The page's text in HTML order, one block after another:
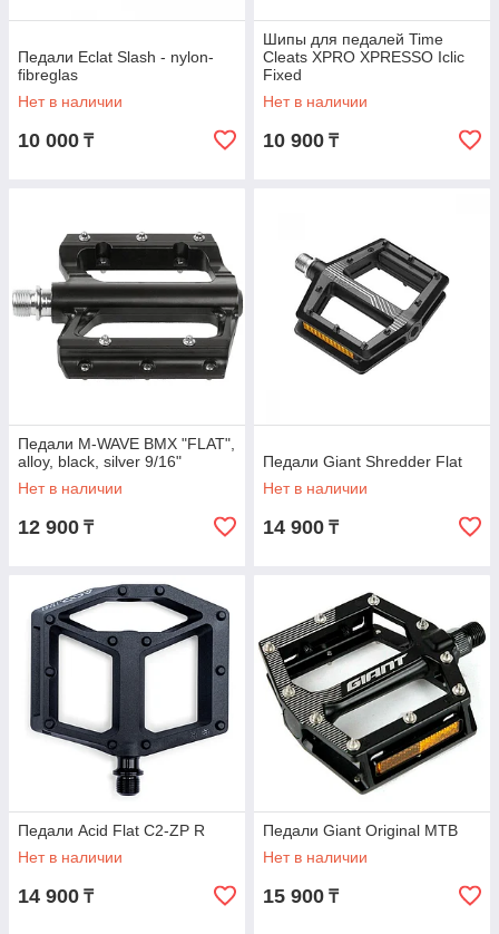
Педали Eclat Slash - nylon-
fibreglas
Нет в наличии
10 000 ₸
Шипы для педалей Time
Cleats XPRO XPRESSO Iclic
Fixed
Нет в наличии
10 900 ₸
Педали M-WAVE BMX "FLAT",
alloy, black, silver 9/16"
Нет в наличии
12 900 ₸
Педали Giant Shredder Flat
Нет в наличии
14 900 ₸
Педали Acid Flat C2-ZP R
Нет в наличии
14 900 ₸
Педали Giant Original MTB
Нет в наличии
15 900 ₸